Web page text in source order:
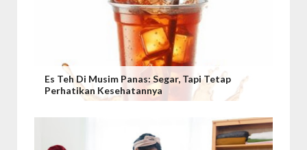
Es Teh Di Musim Panas: Segar, Tapi Tetap
Perhatikan Kesehatannya